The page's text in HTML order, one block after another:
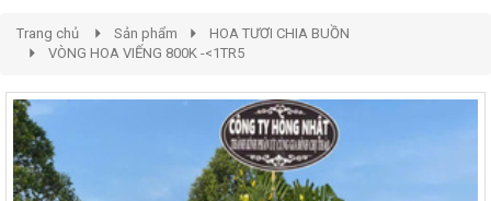
Trang chủ Sản phẩm
HOA TƯƠI CHIA BUỒN
VÒNG HOA VIẾNG 800K -<1TR5